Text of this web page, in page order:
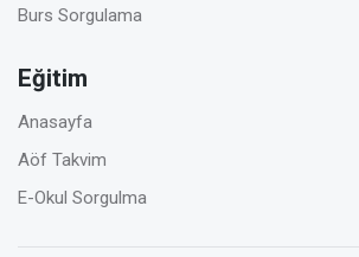
Burs Sorgulama
Eğitim
Anasayfa
Aöf Takvim
E-Okul Sorgulma